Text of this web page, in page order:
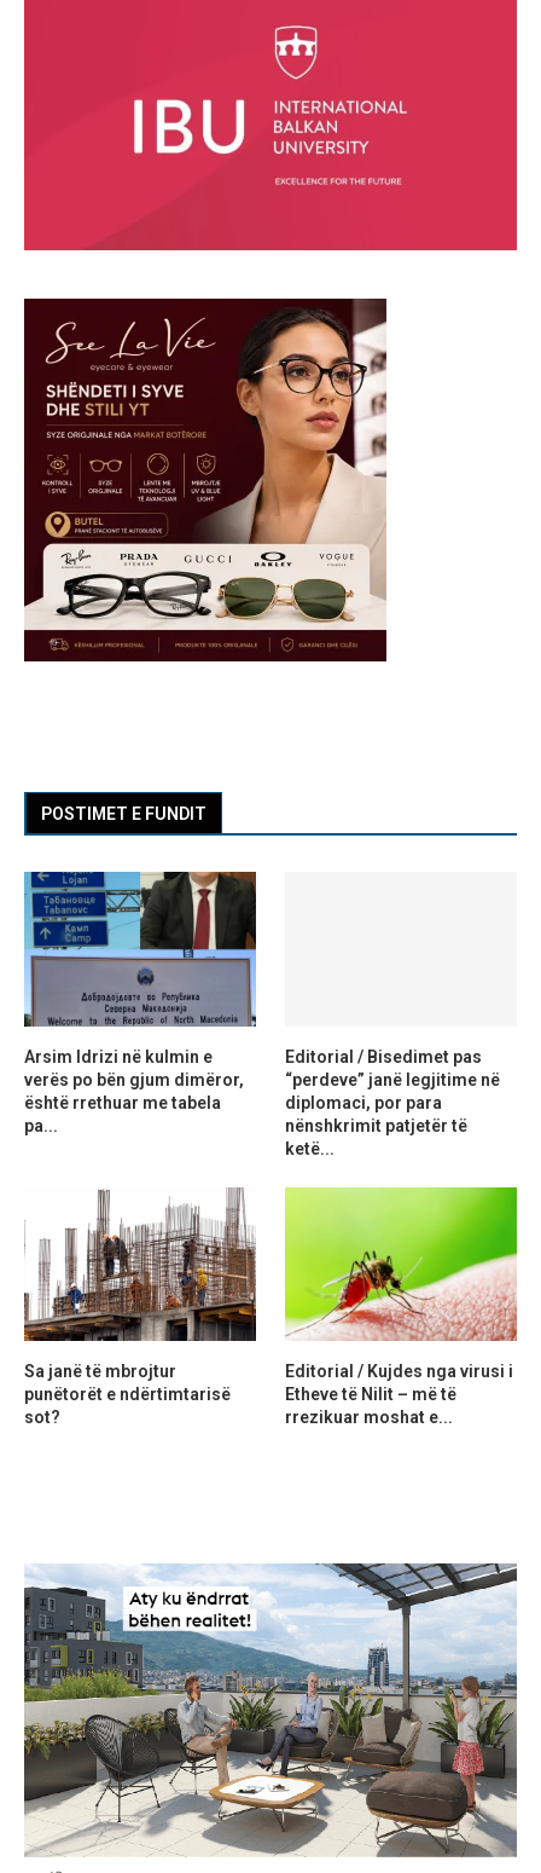
POSTIMET E FUNDIT
Arsim Idrizi në kulmin e
verës po bën gjum dimëror,
është rrethuar me tabela
pa...
Editorial / Bisedimet pas
“perdeve” janë legjitime në
diplomaci, por para
nënshkrimit patjetër të
ketë...
Sa janë të mbrojtur
punëtorët e ndërtimtarisë
sot?
Editorial / Kujdes nga virusi i
Etheve të Nilit – më të
rrezikuar moshat e...